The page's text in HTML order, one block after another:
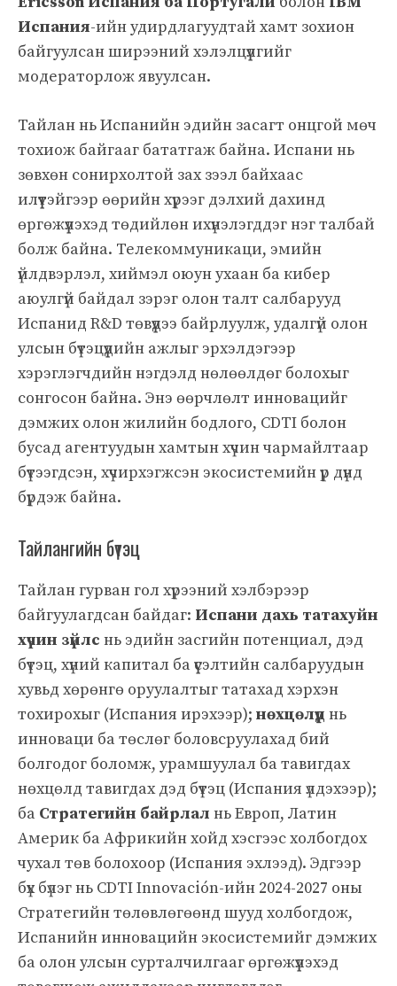
Испания-ийн удирдлагуудтай хамт зохион
байгуулсан ширээний хэлэлцүүлгийг
модераторлож явуулсан.
Тайлан нь Испанийн эдийн засагт онцгой мөч
тохиож байгааг бататгаж байна. Испани нь
зөвхөн сонирхолтой зах зээл байхаас
илүүтэйгээр өөрийн хүрээг дэлхий дахинд
өргөжүүлэхэд төдийлөн ихүнэлэгддэг нэг талбай
болж байна. Телекоммуникаци, эмийн
үйлдвэрлэл, хиймэл оюун ухаан ба кибер
аюулгүй байдал зэрэг олон талт салбарууд
Испанид R&D төвүүдээ байрлуулж, удалгүй олон
улсын бүтэцүүдийн ажлыг эрхэлдэгээр
хэрэглэгчдийн нэгдэлд нөлөөлдөг болохыг
сонгосон байна. Энэ өөрчлөлт инновацийг
дэмжих олон жилийн бодлого, CDTI болон
бусад агентуудын хамтын хүчин чармайлтаар
бүтээгдсэн, хүчирхэгжсэн экосистемийн үр дүнд
бүрдэж байна.
Тайлангийн бүтэц
Тайлан гурван гол хүрээний хэлбэрээр
байгуулагдсан байдаг: Испани дахь татахуйн
хүчин зүйлс нь эдийн засгийн потенциал, дэд
бүтэц, хүний капитал ба үүсэлтийн салбаруудын
хувьд хөрөнгө оруулалтыг татахад хэрхэн
тохирохыг (Испания ирэхээр); нөхцөлүүд нь
инноваци ба төслөг боловсруулахад бий
болгодог боломж, урамшуулал ба тавигдах
нөхцөлд тавигдах дэд бүтэц (Испания үлдэхээр);
ба Стратегийн байрлал нь Европ, Латин
Америк ба Африкийн хойд хэсгээс холбогдох
чухал төв болохоор (Испания эхлээд). Эдгээр
бүх бүлэг нь CDTI Innovación-ийн 2024-2027 оны
Стратегийн төлөвлөгөөнд шууд холбогдож,
Испанийн инновацийн экосистемийг дэмжих
ба олон улсын сурталчилгааг өргөжүүлэхэд